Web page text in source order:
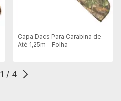
Capa Dacs Para Carabina de
Até 1,25m - Folha
1 / 4